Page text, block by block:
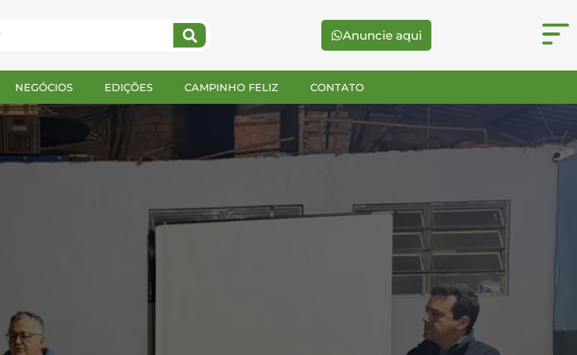
Anuncie aqui
NEGÓCIOS EDIÇÕES CAMPINHO FELIZ CONTATO